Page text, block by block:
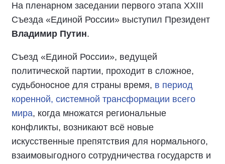
На пленарном заседании первого этапа XXIII
Съезда «Единой России» выступил Президент
Владимир Путин.
Съезд «Единой России», ведущей
политической партии, проходит в сложное,
судьбоносное для страны время, в период
коренной, системной трансформации всего
мира, когда множатся региональные
конфликты, возникают всё новые
искусственные препятствия для нормального,
взаимовыгодного сотрудничества государств и